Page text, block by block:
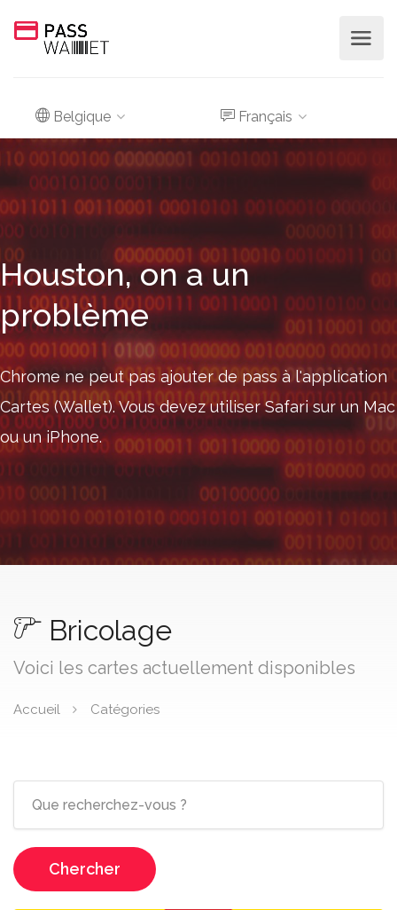
Belgique Français
Houston, on a un
problème
Chrome ne peut pas ajouter de pass à l'application
Cartes (Wallet). Vous devez utiliser Safari sur un Mac
ou un iPhone.
Bricolage
Voici les cartes actuellement disponibles
Accueil Catégories
Chercher